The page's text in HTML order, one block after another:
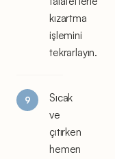
kızartma
işlemini
tekrarlayın.
Sıcak
ve
çıtırken
hemen